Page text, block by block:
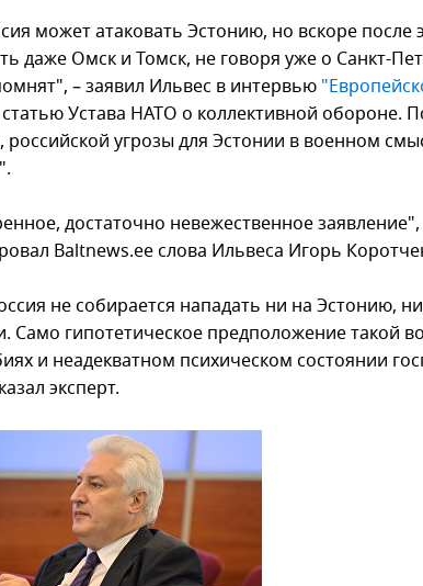
может атаковать Эстонию, но вскоре после
даже Омск и Томск, не говоря уже о Санкт-
– заявил Ильвес в интервью
Устава НАТО о коллективной обороне.
российской угрозы для Эстонии в военном
достаточно невежественное
Baltnews.ee слова Ильвеса Игорь
не собирается нападать ни на Эстонию,
Само гипотетическое предположение такой
и неадекватном психическом состоянии
эксперт.